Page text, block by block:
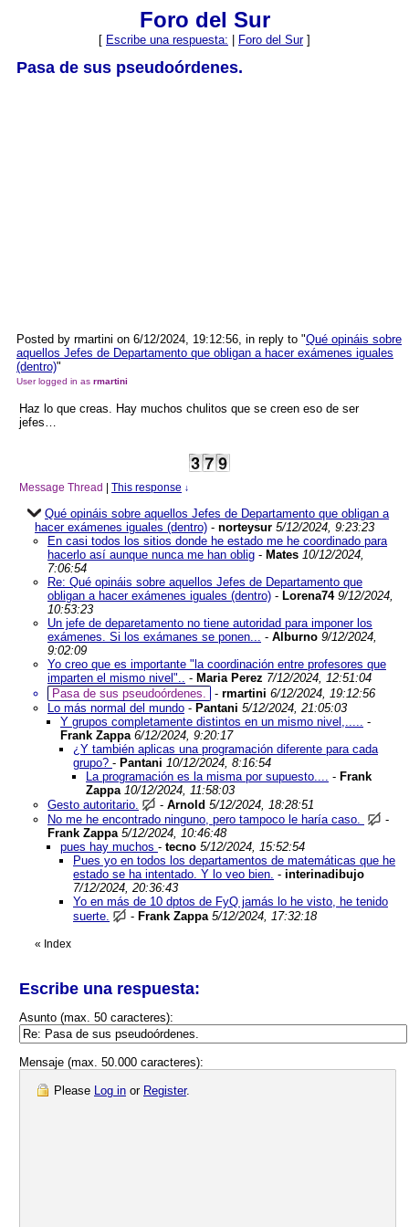
Foro del Sur
[ Escribe una respuesta: Foro del Sur]
Pasa de sus pseudoórdenes.
Posted by rmartini on 6/12/2024, 19:12:56, in reply to "Qué opináis sobre
aquellos Jefes de Departamento que obligan a hacer exámenes iguales
(dentro)"
User logged in as rmartini
Haz lo que creas. Hay muchos chulitos que se creen eso de ser
jefes…
Message Thread This response ↓
Qué opináis sobre aquellos Jefes de Departamento que obligan a
hacer exámenes iguales (dentro) - norteysur 5/12/2024, 9:23:23
En casi todos los sitios donde he estado me he coordinado para
hacerlo así aunque nunca me han oblig - Mates 10/12/2024,
7:06:54
Re: Qué opináis sobre aquellos Jefes de Departamento que
obligan a hacer exámenes iguales (dentro) - Lorena74 9/12/2024,
10:53:23
Un jefe de deparetamento no tiene autoridad para imponer los
exámenes. Si los exámanes se ponen... - Alburno 9/12/2024,
9:02:09
Yo creo que es importante "la coordinación entre profesores que
imparten el mismo nivel".. - Maria Perez 7/12/2024, 12:51:04
Pasa de sus pseudoórdenes.
- rmartini 6/12/2024, 19:12:56
Lo más normal del mundo - Pantani 5/12/2024, 21:05:03
Y grupos completamente distintos en un mismo nivel,..... -
Frank Zappa 6/12/2024, 9:20:17
¿Y también aplicas una programación diferente para cada
grupo? - Pantani 10/12/2024, 8:16:54
La programación es la misma por supuesto.... - Frank
Zappa 10/12/2024, 11:58:03
Gesto autoritario.
- Arnold 5/12/2024, 18:28:51
No me he encontrado ninguno, pero tampoco le haría caso.
-
Frank Zappa 5/12/2024, 10:46:48
pues hay muchos - tecno 5/12/2024, 15:52:54
Pues yo en todos los departamentos de matemáticas que he
estado se ha intentado. Y lo veo bien. - interinadibujo
7/12/2024, 20:36:43
Yo en más de 10 dptos de FyQ jamás lo he visto, he tenido
suerte.
- Frank Zappa 5/12/2024, 17:32:18
« Index
Escribe una respuesta:
Asunto (max. 50 caracteres):
Mensaje (max. 50.000 caracteres):
Please Log in or Register.